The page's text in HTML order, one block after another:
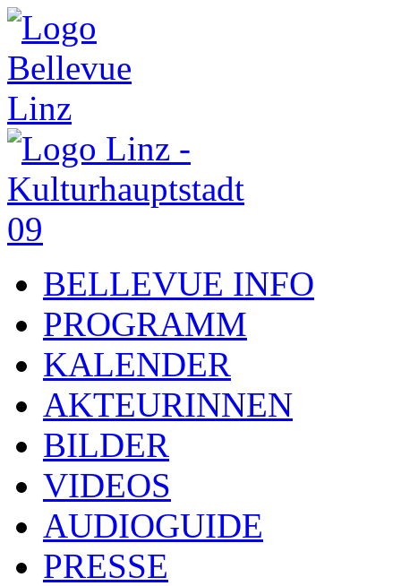
BELLEVUE INFO
PROGRAMM
KALENDER
AKTEURINNEN
BILDER
VIDEOS
AUDIOGUIDE
PRESSE